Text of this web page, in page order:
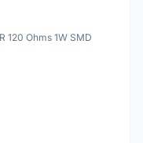
120 Ohms 1W SMD